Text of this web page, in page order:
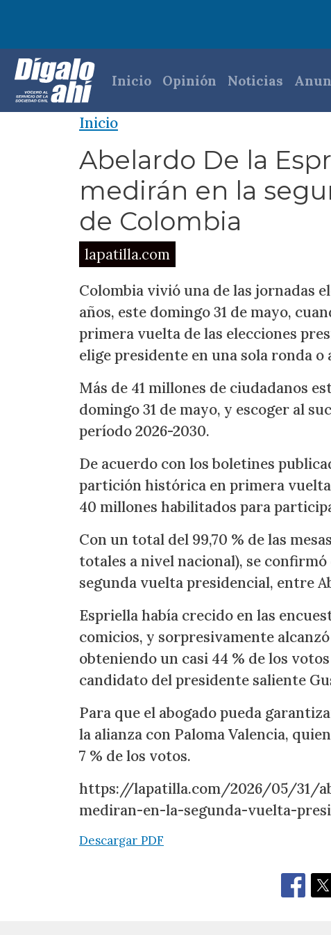
Navegación
Inicio Opinión Noticias
Inicio
Abelardo De la
medirán en la
de Colombia
lapatilla.com
Colombia vivió una de las jornadas
años, este domingo 31 de mayo,
primera vuelta de las elecciones
elige presidente en una sola ronda
Más de 41 millones de ciudadanos
domingo 31 de mayo, y escoger al
período 2026-2030.
De acuerdo con los boletines
partición histórica en primera vuelta
40 millones habilitados para
Con un total del 99,70 % de las
totales a nivel nacional), se
segunda vuelta presidencial, entre
Espriella había crecido en las
comicios, y sorpresivamente
obteniendo un casi 44 % de los
candidato del presidente saliente
Para que el abogado pueda
la alianza con Paloma Valencia,
7 % de los votos.
https://lapatilla.com/2026/05/31/
mediran-en-la-segunda-vuelta-
Descargar PDF